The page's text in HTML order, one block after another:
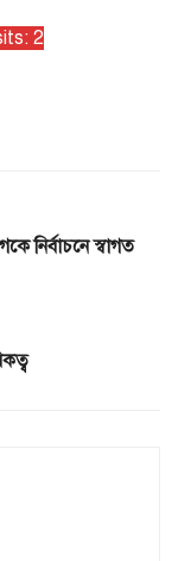
2
নির্বাচনে স্বাগত